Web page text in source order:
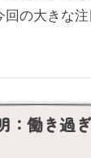
回の大きな
：働き過